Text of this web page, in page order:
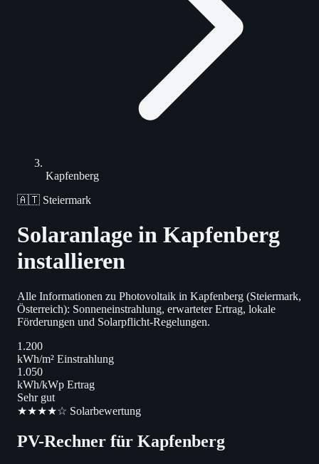
Kapfenberg
🇦🇹 Steiermark
Solaranlage in Kapfenberg
installieren
Alle Informationen zu Photovoltaik in Kapfenberg (Steiermark,
Österreich): Sonneneinstrahlung, erwarteter Ertrag, lokale
Förderungen und Solarpflicht-Regelungen.
1.200
kWh/m² Einstrahlung
1.050
kWh/kWp Ertrag
Sehr gut
★★★★☆ Solarbewertung
PV-Rechner für Kapfenberg